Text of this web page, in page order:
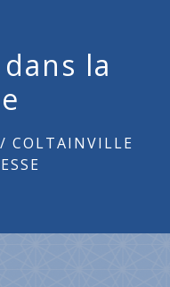
la
/ COLTAINVILLE